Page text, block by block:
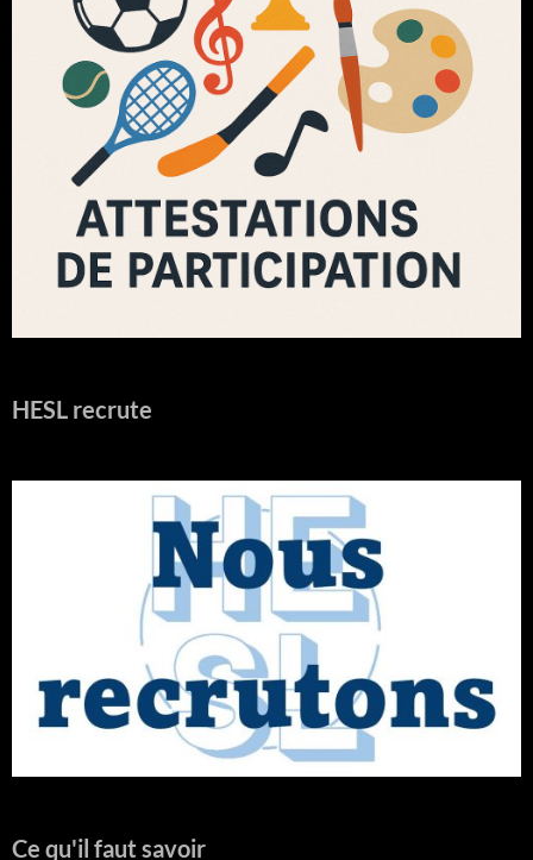
HESL recrute
Ce qu'il faut savoir